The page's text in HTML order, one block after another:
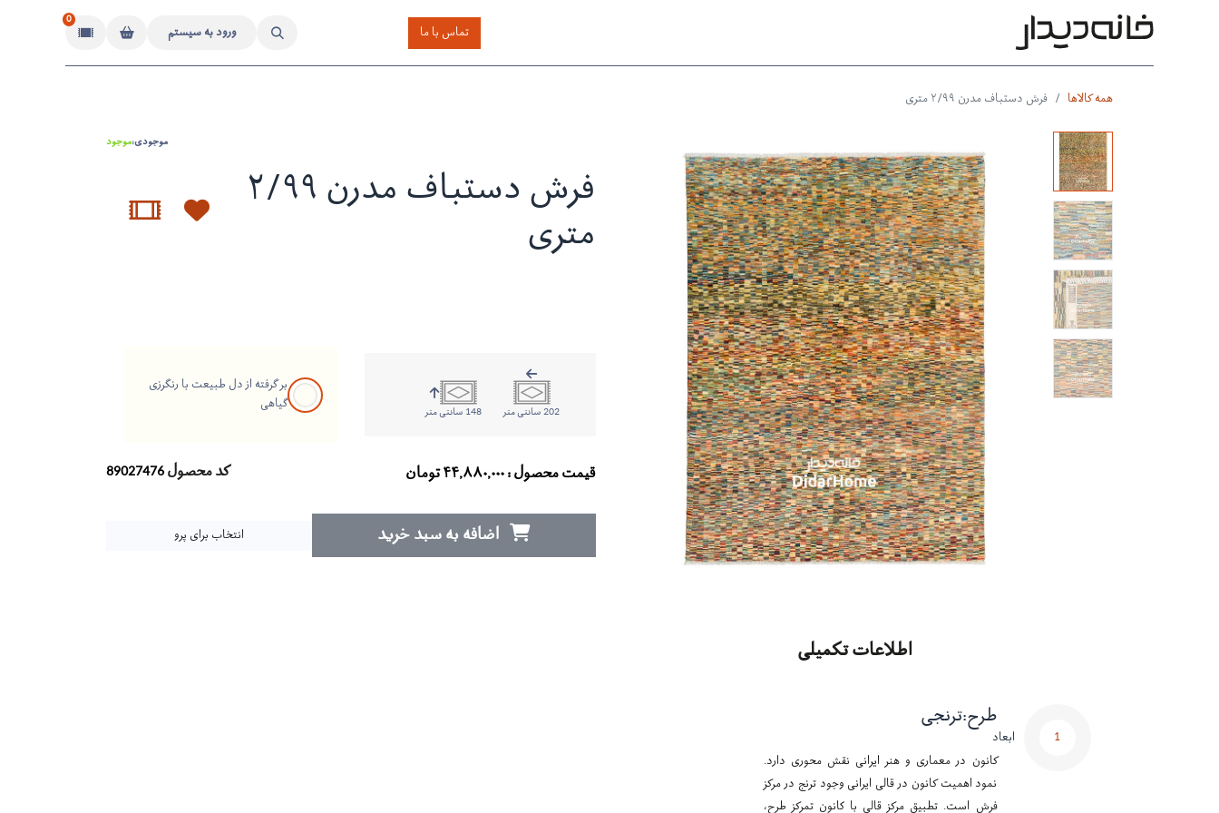
تماس با ما ورود به سیستم
0
همه کالاها فرش دستباف مدرن ۲/۹۹ متری
موجودی:موجود
فرش دستباف مدرن ۲/۹۹
متری
202 سانتی متر 148 سانتی متر
بر گرفته از دل طبیعت با رنگرزی
گیاهی
قیمت محصول :۴۴,۸۸۰,۰۰۰تومان کد محصول89027476
اضافه به سبد خرید انتخاب برای پرو
اطلاعات تکمیلی
1 ابعاد
طرح:ترنجی
کانون در معماری و هنر ایرانی نقش محوری دارد.
نمود اهمیت کانون در قالی ایرانی وجود ترنج در مرکز
فرش است. تطبیق مرکز قالی با کانون تمرکز طرح،